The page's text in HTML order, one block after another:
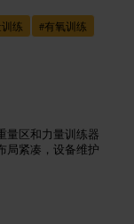
练 #有氧训练
量区和力量训练器
局紧凑，设备维护